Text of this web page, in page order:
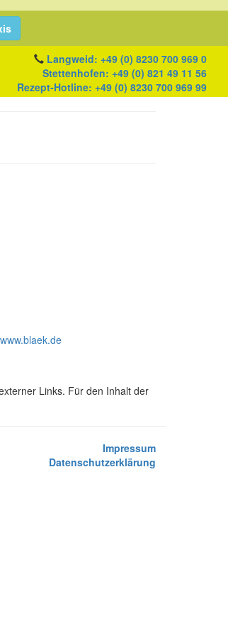
Langweid: +49 (0) 8230 700 969 0
Stettenhofen: +49 (0) 821 49 11 56
Rezept-Hotline: +49 (0) 8230 700 969 99
www.blaek.de
Links. Für den Inhalt der
Impressum
Datenschutzerklärung